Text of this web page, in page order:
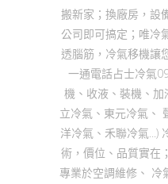
搬新家；換廠房，設
公司即可搞定；唯冷
透腦筋，冷氣移機讓
一通電話占士冷氣
機、收液、裝機、加
立冷氣、東元冷氣、
洋冷氣、禾聯冷氣...)
術，價位、品質實在
專業於空調維修、 冷